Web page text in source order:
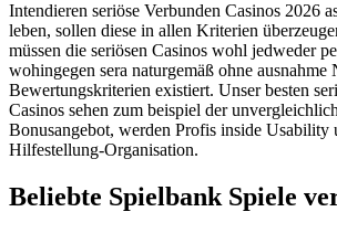
Intendieren seriöse Verbunden Casinos 2026
leben, sollen diese in allen Kriterien
müssen die seriösen Casinos wohl jedweder
wohingegen sera naturgemäß ohne
Bewertungskriterien existiert. Unser besten
Casinos sehen zum beispiel der
Bonusangebot, werden Profis inside Usability
Hilfestellung-Organisation.
Beliebte Spielbank Spiele